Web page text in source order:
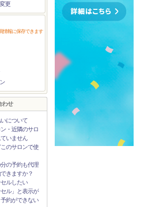
更
情報に保存できます
わせ
について
・近隣のサロ
いません
のサロンで使
の予約も代理
きますか？
ルしたい
セル」と表示が
約ができない